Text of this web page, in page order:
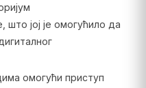
што јој је омогућило да
омогући приступ
08:00–
14:00